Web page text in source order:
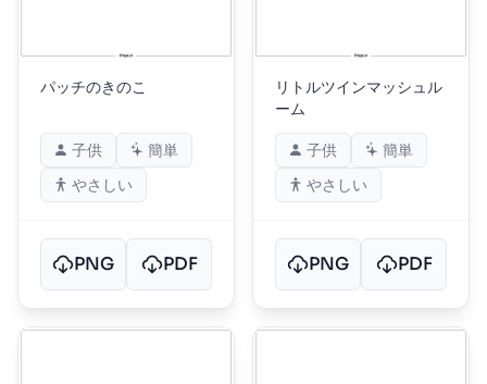
パッチのきのこ
子供
簡単
やさしい
PNG PDF
リトルツインマッシュル
ーム
子供
簡単
やさしい
PNG PDF